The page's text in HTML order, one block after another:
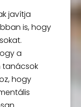
javítja
is, hogy
a
tanácsok
hogy